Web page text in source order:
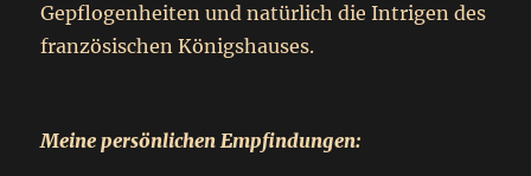
Gepflogenheiten und natürlich die Intrigen des
französischen Königshauses.
Meine persönlichen Empfindungen: